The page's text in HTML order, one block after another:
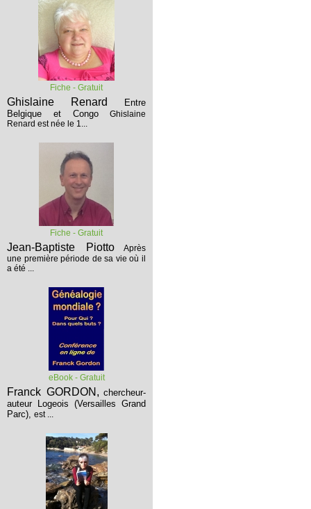
Fiche - Gratuit
Ghislaine Renard
Entre
Belgique et Congo
Ghislaine
Renard est née le 1...
Fiche - Gratuit
Jean-Baptiste Piotto
Après
une première période de sa vie où il
a été ...
eBook - Gratuit
Franck GORDON, chercheur-
auteur Logeois (Versailles Grand
Parc), est ...